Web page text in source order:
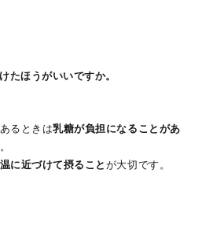
たほうがいいですか。
るときは乳糖が負担になることがあ
に近づけて摂ること が大切です。